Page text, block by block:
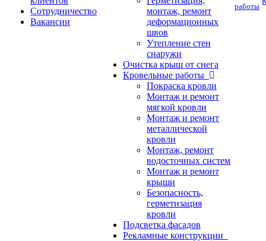
Сотрудничество
Вакансии
монтаж, ремонт
деформационных
швов
Утепление стен
снаружи
Очистка крыш от снега
Кровельные работы
Покраска кровли
Монтаж и ремонт
мягкой кровли
Монтаж и ремонт
металлической
кровли
Монтаж, ремонт
водосточных систем
Монтаж и ремонт
крыши
Безопасность,
герметизация
кровли
Подсветка фасадов
Рекламные конструкции
работы